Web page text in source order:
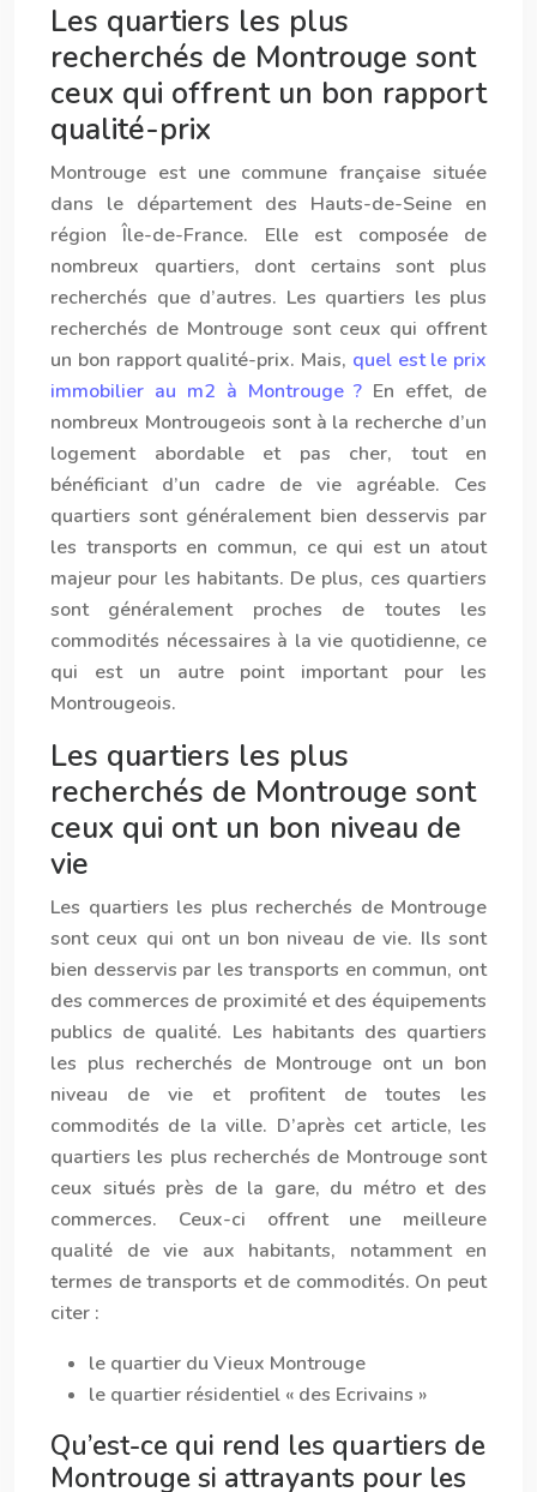
Les quartiers les plus
recherchés de Montrouge sont
ceux qui offrent un bon rapport
qualité-prix
Montrouge est une commune française située
dans le département des Hauts-de-Seine en
région Île-de-France. Elle est composée de
nombreux quartiers, dont certains sont plus
recherchés que d’autres. Les quartiers les plus
recherchés de Montrouge sont ceux qui offrent
un bon rapport qualité-prix. Mais, quel est le prix
immobilier au m2 à Montrouge ? En effet, de
nombreux Montrougeois sont à la recherche d’un
logement abordable et pas cher, tout en
bénéficiant d’un cadre de vie agréable. Ces
quartiers sont généralement bien desservis par
les transports en commun, ce qui est un atout
majeur pour les habitants. De plus, ces quartiers
sont généralement proches de toutes les
commodités nécessaires à la vie quotidienne, ce
qui est un autre point important pour les
Montrougeois.
Les quartiers les plus
recherchés de Montrouge sont
ceux qui ont un bon niveau de
vie
Les quartiers les plus recherchés de Montrouge
sont ceux qui ont un bon niveau de vie. Ils sont
bien desservis par les transports en commun, ont
des commerces de proximité et des équipements
publics de qualité. Les habitants des quartiers
les plus recherchés de Montrouge ont un bon
niveau de vie et profitent de toutes les
commodités de la ville. D’après cet article, les
quartiers les plus recherchés de Montrouge sont
ceux situés près de la gare, du métro et des
commerces. Ceux-ci offrent une meilleure
qualité de vie aux habitants, notamment en
termes de transports et de commodités. On peut
citer :
le quartier du Vieux Montrouge
le quartier résidentiel « des Ecrivains »
Qu’est-ce qui rend les quartiers de
Montrouge si attrayants pour les